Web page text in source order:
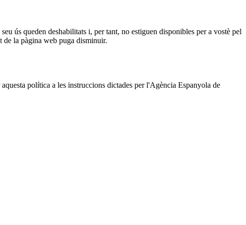
ús queden deshabilitats i, per tant, no estiguen disponibles per a vostè pel
de la pàgina web puga disminuir.
política a les instruccions dictades per l'Agència Espanyola de